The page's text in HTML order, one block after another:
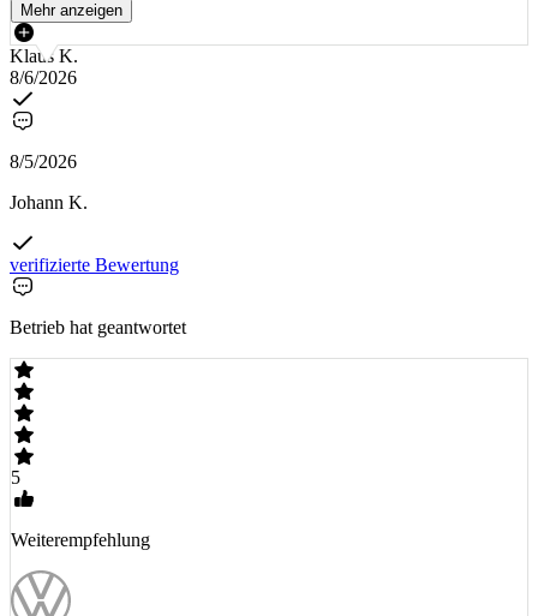
Mehr anzeigen
Klaus K.
8/6/2026
8/5/2026
Johann K.
verifizierte Bewertung
Betrieb hat geantwortet
5
Weiterempfehlung